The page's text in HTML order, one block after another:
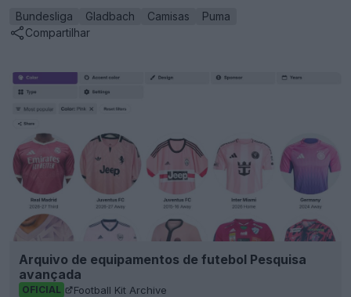
Bundesliga Gladbach Camisas
Puma
Compartilhar
Arquivo de equipamentos de futebol Pesquisa
avançada
OFICIAL Football Kit Archive